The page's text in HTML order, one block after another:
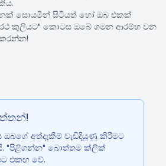
සොයමින් සිටියත් හෝ ඔබ එකක්
රථ කුලියට" කොටස ඔබේ ගමන ආරම්භ වන
ඔබගේ අත්දැකීම් වැඩිදියුණු කිරීමට
"පිළිගන්න" බොත්තම ක්ලික්
එකඟ වේ.